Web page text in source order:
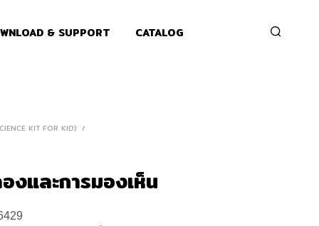
& SUPPORT CATALOG
KIT FOR KID) /
งและการมองเห็น